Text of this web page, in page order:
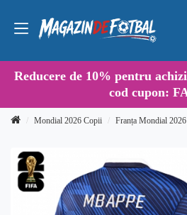
Reducere de 10% pentru
cod cupon:
Mondial 2026 Copii Franța Mondial